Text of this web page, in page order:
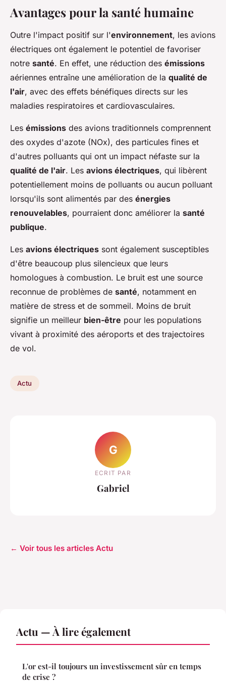
Avantages pour la santé humaine
Outre l'impact positif sur l'environnement, les avions
électriques ont également le potentiel de favoriser
notre santé. En effet, une réduction des émissions
aériennes entraîne une amélioration de la qualité de
l'air, avec des effets bénéfiques directs sur les
maladies respiratoires et cardiovasculaires.
Les émissions des avions traditionnels comprennent
des oxydes d'azote (NOx), des particules fines et
d'autres polluants qui ont un impact néfaste sur la
qualité de l'air. Les avions électriques, qui libèrent
potentiellement moins de polluants ou aucun polluant
lorsqu'ils sont alimentés par des énergies
renouvelables, pourraient donc améliorer la santé
publique.
Les avions électriques sont également susceptibles
d'être beaucoup plus silencieux que leurs
homologues à combustion. Le bruit est une source
reconnue de problèmes de santé, notamment en
matière de stress et de sommeil. Moins de bruit
signifie un meilleur bien-être pour les populations
vivant à proximité des aéroports et des trajectoires
de vol.
Actu
G
ECRIT PAR
Gabriel
← Voir tous les articles Actu
Actu — À lire également
L'or est-il toujours un investissement sûr en temps
de crise ?